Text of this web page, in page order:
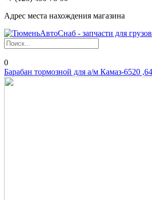
Адрес места нахождения магазина
0
Барабан тормозной для а/м Камаз-6520